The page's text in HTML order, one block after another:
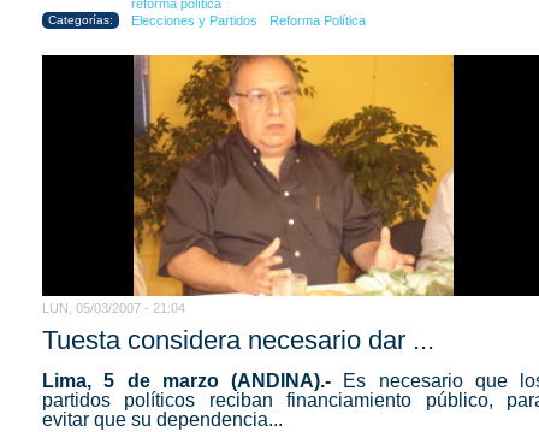
reforma política
Categorías: Elecciones y Partidos Reforma Política
LUN, 05/03/2007 - 21:04
Tuesta considera necesario dar ...
Lima, 5 de marzo (ANDINA).- Es necesario que
partidos políticos reciban financiamiento público,
evitar que su dependencia...